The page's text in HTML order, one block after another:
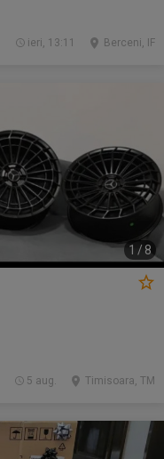
Berceni, IF
ieri, 13:11
1 /8
Timisoara, TM
5 aug.